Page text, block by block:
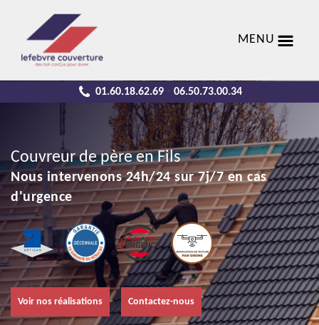
MENU
01.60.18.62.69 - 06.50.73.00.34
Couvreur de père en Fils
Nous intervenons 24h/24 sur 7j/7 en cas
d'urgence
Voir nos réalisations Contactez-nous